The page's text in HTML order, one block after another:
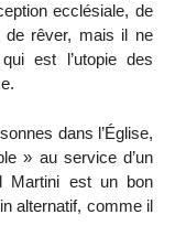
ecclésiale, de
de rêver, mais il ne
est l’utopie des
dans l’Église,
» au service d’un
Martini est un bon
alternatif, comme il